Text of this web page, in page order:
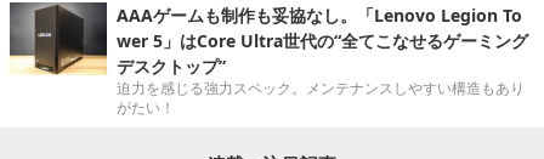
AAAゲームも制作も妥協なし。「Lenovo Legion To
wer 5」はCore Ultra世代の“全てこなせるゲーミング
デスクトップ”
迫力を感じる強力スペック。メンテナンスしやすい構造もあり
がたい！